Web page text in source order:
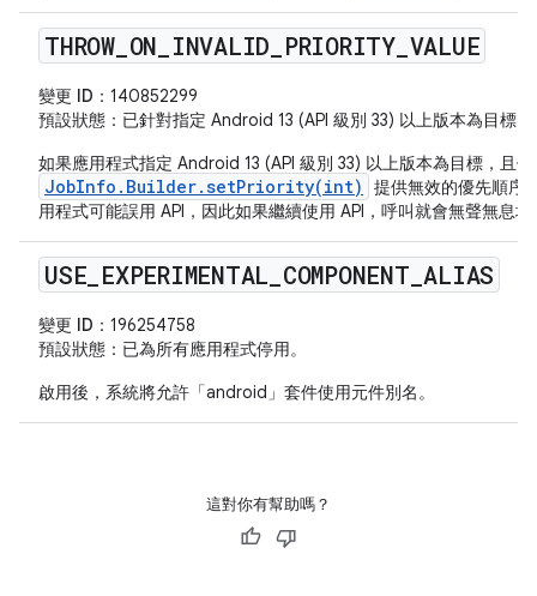
THROW_ ON INVALID PRIORITY_ VALUE
變更 ID： 140852299
預設狀態 ：已針對指定 Android 13 (API 級別 33) 以上版本為目標
如果應用程式指定 Android 13 (API 級別 33) 以上版本為目標，且
JobInfo.Builder.setPriority(int)
提供無效的優先順序
用程式可能誤用 API，因此如果繼續使用 API，呼叫就會無聲無息
USE EXPERIMENTAL COMPONENT ALIAS
變更 ID： 196254758
預設狀態 ：已為所有應用程式停用。
啟用後，系統將允許「android」套件使用元件別名。
這對你有幫助嗎？